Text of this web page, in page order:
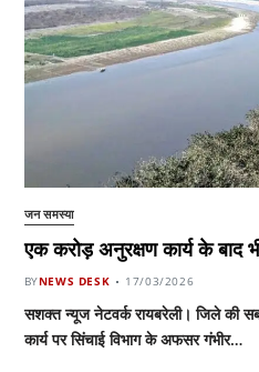
जन समस्या
एक करोड़ अनुरक्षण कार्य के बाद
BYNEWS DESK 17/03/2026
सशक्त न्यूज नेटवर्क रायबरेली। जिले की
कार्य पर सिंचाई विभाग के अफसर गंभीर…